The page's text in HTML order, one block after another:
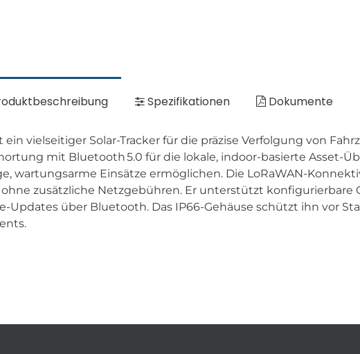
Spezifikationen Dokumente
ein vielseitiger Solar-Tracker für die präzise Verfolgung von
mit Bluetooth 5.0 für die lokale, indoor-basierte Asset-
wartungsarme Einsätze ermöglichen. Die LoRaWAN-
zusätzliche Netzgebühren. Er unterstützt konfigurierbare
Updates über Bluetooth. Das IP66-Gehäuse schützt ihn vor